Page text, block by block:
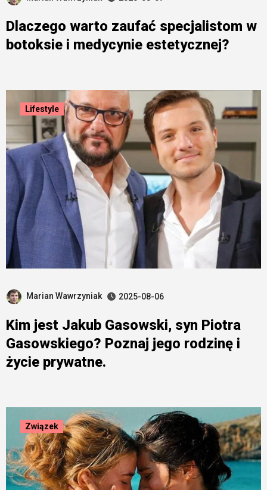
Dlaczego warto zaufać specjalistom w
botoksie i medycynie estetycznej?
Lifestyle
Marian Wawrzyniak 2025-08-06
Kim jest Jakub Gasowski, syn Piotra
Gasowskiego? Poznaj jego rodzinę i
życie prywatne.
Związek